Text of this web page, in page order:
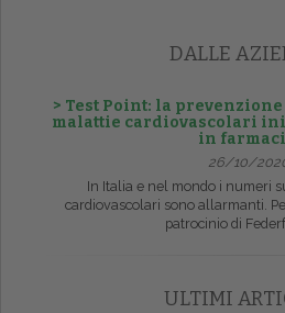
DALLE
> Test Point: la
malattie cardiovascolari
in
26/10/
In Italia e nel mondo i numeri
cardiovascolari sono allarmanti.
patrocinio di
ULTIMI